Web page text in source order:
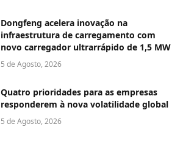
Dongfeng acelera inovação na
infraestrutura de carregamento com
novo carregador ultrarrápido de 1,5 MW
5 de Agosto, 2026
Quatro prioridades para as empresas
responderem à nova volatilidade global
5 de Agosto, 2026